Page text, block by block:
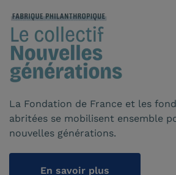
La Fondation de France et les
abritées se mobilisent ensemble
nouvelles générations.
En savoir plus